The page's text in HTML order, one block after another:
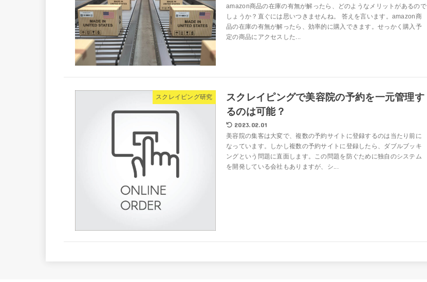
amazon商品の在庫の有無が解ったら、どのようなメリットがあるので
しょうか？直ぐには思いつきませんね。 答えを言います。amazon商
品の在庫の有無が解ったら、効率的に購入できます。せっかく購入予
定の商品にアクセスした...
スクレイピング研究
スクレイピングで美容院の予約を一元管理す
るのは可能？
2023.02.01
美容院の集客は大変で、複数の予約サイトに登録するのは当たり前に
なっています。しかし複数の予約サイトに登録したら、ダブルブッキ
ングという問題に直面します。この問題を防ぐために独自のシステム
を開発している会社もありますが、シ...